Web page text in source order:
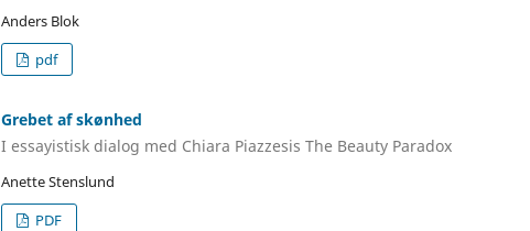
Anders Blok
pdf
Grebet af skønhed
I essayistisk dialog med Chiara Piazzesis The Beauty Paradox
Anette Stenslund
PDF